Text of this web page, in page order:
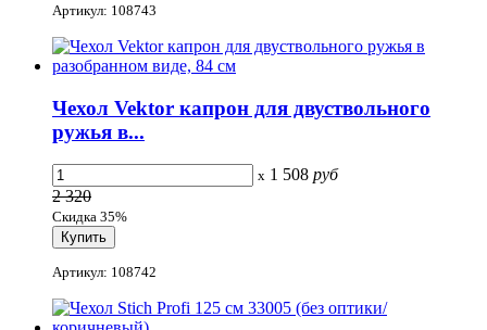
Артикул: 108743
Чехол Vektor капрон для двуствольного
ружья в...
x 1 508 руб
2 320
Скидка 35%
Артикул: 108742